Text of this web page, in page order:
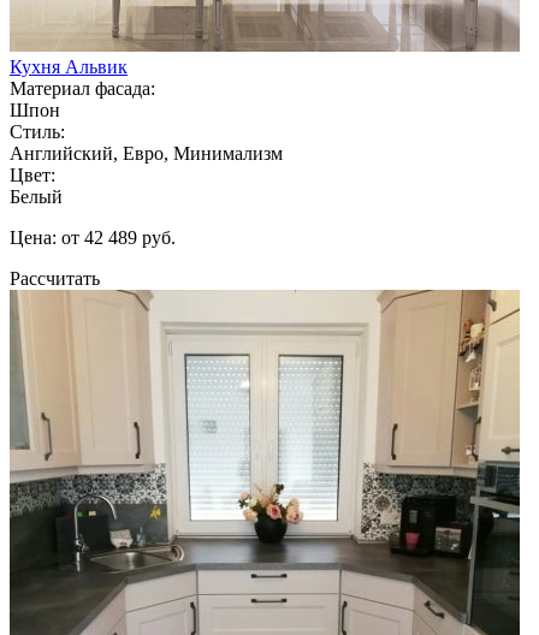
Кухня Альвик
Материал фасада:
Шпон
Стиль:
Английский, Евро, Минимализм
Цвет:
Белый
Цена: от 42 489 руб.
Рассчитать